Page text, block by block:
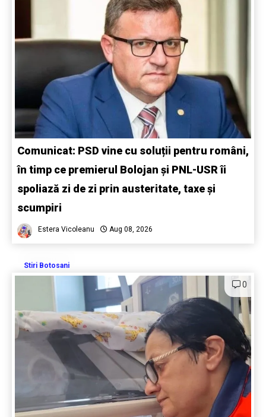
Comunicat: PSD vine cu soluții pentru români,
în timp ce premierul Bolojan și PNL-USR îi
spoliază zi de zi prin austeritate, taxe și
scumpiri
Estera Vicoleanu Aug 08, 2026
Stiri Botosani
0